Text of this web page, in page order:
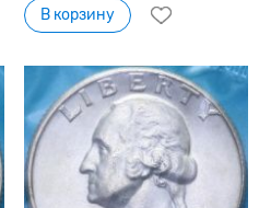
В корзину